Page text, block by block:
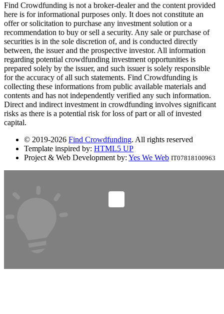
Find Crowdfunding is not a broker-dealer and the content provided
here is for informational purposes only. It does not constitute an
offer or solicitation to purchase any investment solution or a
recommendation to buy or sell a security. Any sale or purchase of
securities is in the sole discretion of, and is conducted directly
between, the issuer and the prospective investor. All information
regarding potential crowdfunding investment opportunities is
prepared solely by the issuer, and such issuer is solely responsible
for the accuracy of all such statements. Find Crowdfunding is
collecting these informations from public available materials and
contents and has not independently verified any such information.
Direct and indirect investment in crowdfunding involves significant
risks as there is a potential risk for loss of part or all of invested
capital.
© 2019-2026 Find Crowdfunding. All rights reserved
Template inspired by: HTML5 UP
Project & Web Development by: Yes We Web IT07818100963